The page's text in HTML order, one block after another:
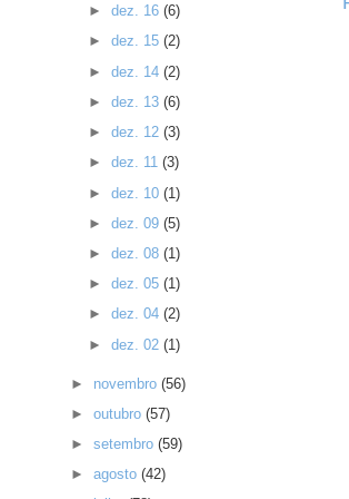
► dez. 16 (6)
► dez. 15 (2)
► dez. 14 (2)
► dez. 13 (6)
► dez. 12 (3)
► dez. 11 (3)
► dez. 10 (1)
► dez. 09 (5)
► dez. 08 (1)
► dez. 05 (1)
► dez. 04 (2)
► dez. 02 (1)
► novembro(56)
►outubro(57)
►setembro(59)
►agosto(42)